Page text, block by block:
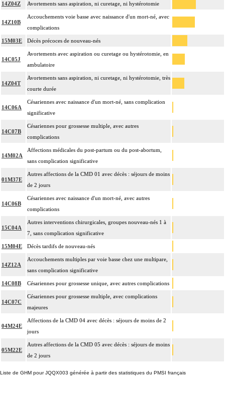
14Z04Z Avortements sans aspiration, ni curetage, ni hystérotomie
14Z10B
Accouchements voie basse avec naissance d'un mort-né, avec
complications
15M03E Décès précoces de nouveau-nés
14C05J
Avortements avec aspiration ou curetage ou hystérotomie, en
ambulatoire
14Z04T
Avortements sans aspiration, ni curetage, ni hystérotomie, très
courte durée
14C06A
Césariennes avec naissance d'un mort-né, sans complication
significative
14C07B
Césariennes pour grossesse multiple, avec autres
complications
14M02A
Affections médicales du post-partum ou du post-abortum,
sans complication significative
01M37E
Autres affections de la CMD 01 avec décès : séjours de moins
de 2 jours
14C06B
Césariennes avec naissance d'un mort-né, avec autres
complications
15C04A
Autres interventions chirurgicales, groupes nouveau-nés 1 à
7, sans complication significative
15M04E Décès tardifs de nouveau-nés
14Z12A
Accouchements multiples par voie basse chez une multipare,
sans complication significative
14C08B Césariennes pour grossesse unique, avec autres complications
14C07C
Césariennes pour grossesse multiple, avec complications
majeures
04M24E
Affections de la CMD 04 avec décès : séjours de moins de 2
jours
05M22E
Autres affections de la CMD 05 avec décès : séjours de moins
de 2 jours
Liste de GHM pour JQQX003 générée à partir des statistiques du PMSI français